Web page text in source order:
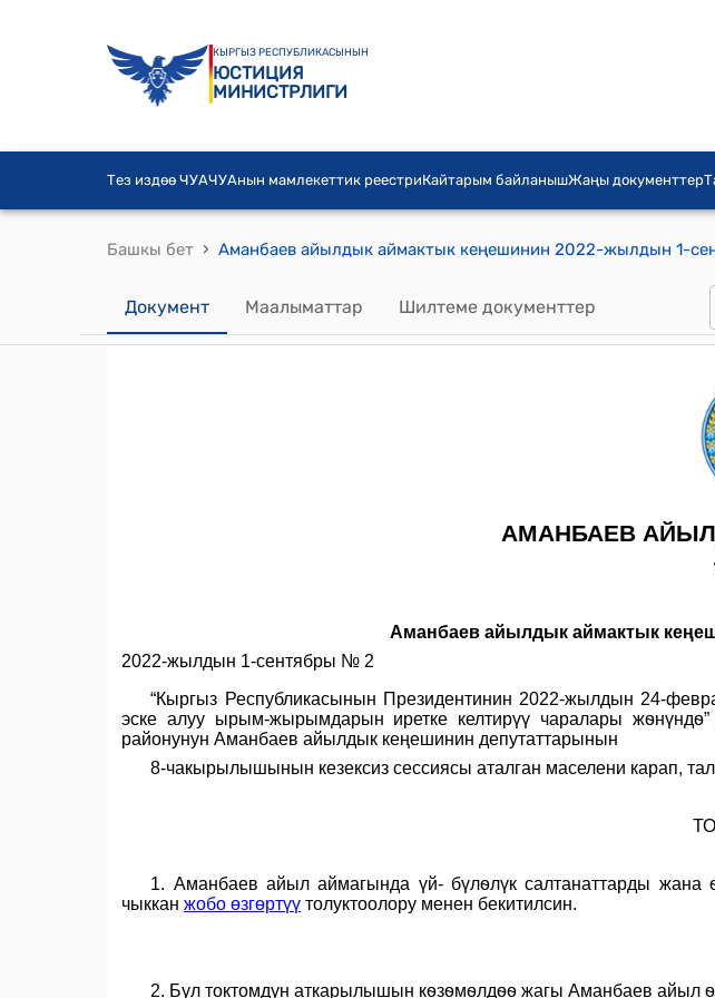
КЫРГЫЗ РЕСПУБЛИКАСЫНЫН
ЮСТИЦИЯ
МИНИСТРЛИГИ
Тез издөө ЧУАЧУАнын мамлекеттик реестриКайтарым байланышЖаңы документтер
Башкы бет ›
Документ Маалыматтар Шилтеме документтер